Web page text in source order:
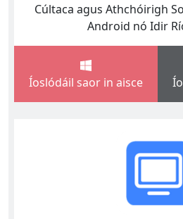
Cúltaca agus Athchóirigh
Android nó Idir
Íoslódáil saor in aisce